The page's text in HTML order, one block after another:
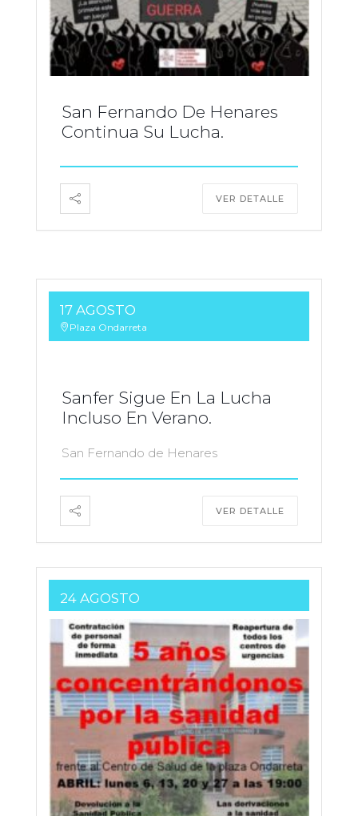
San Fernando De Henares
Continua Su Lucha.
VER DETALLE
17 AGOSTO
Plaza Ondarreta
Sanfer Sigue En La Lucha
Incluso En Verano.
San Fernando de Henares
VER DETALLE
24 AGOSTO